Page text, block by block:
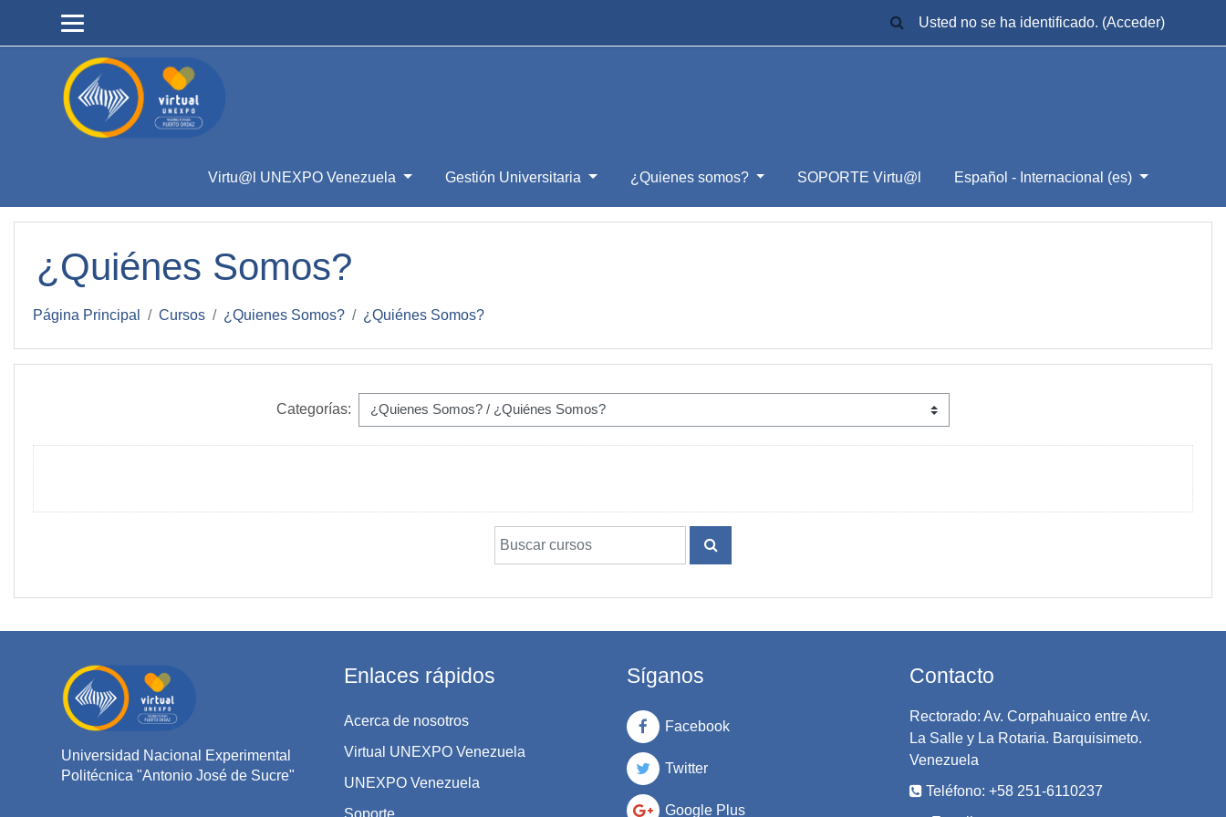
SELECTOR DE BÚSQUEDA DE ENTRADA
Usted no se ha identificado. (Acceder)
Virtu@l UNEXPO Venezuela Gestión Universitaria ¿Quienes somos? SOPORTE Virtu@l Español - Internacional ‎(es)‎
¿Quiénes Somos?
Página Principal Cursos ¿Quienes Somos? ¿Quiénes Somos?
Categorías:
Buscar cursos
BUSCAR CURSOS
Universidad Nacional Experimental
Politécnica "Antonio José de Sucre"
Enlaces rápidos
Acerca de nosotros
Virtual UNEXPO Venezuela
UNEXPO Venezuela
Soporte
Síganos
Facebook
Twitter
Google Plus
Contacto
Rectorado: Av. Corpahuaico entre Av.
La Salle y La Rotaria. Barquisimeto.
Venezuela
Teléfono: +58 251-6110237